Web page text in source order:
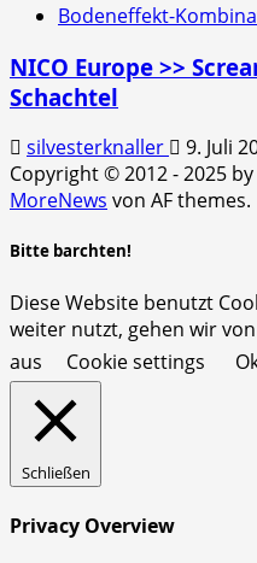
Bodeneffekt-
NICO Europe >>
Schachtel
silvesterknaller
9. Juli
Copyright © 2012 - 2025
MoreNews von AF themes.
Bitte barchten!
Diese Website benutzt
weiter nutzt, gehen wir
aus
Cookie settings
Schließen
Privacy Overview